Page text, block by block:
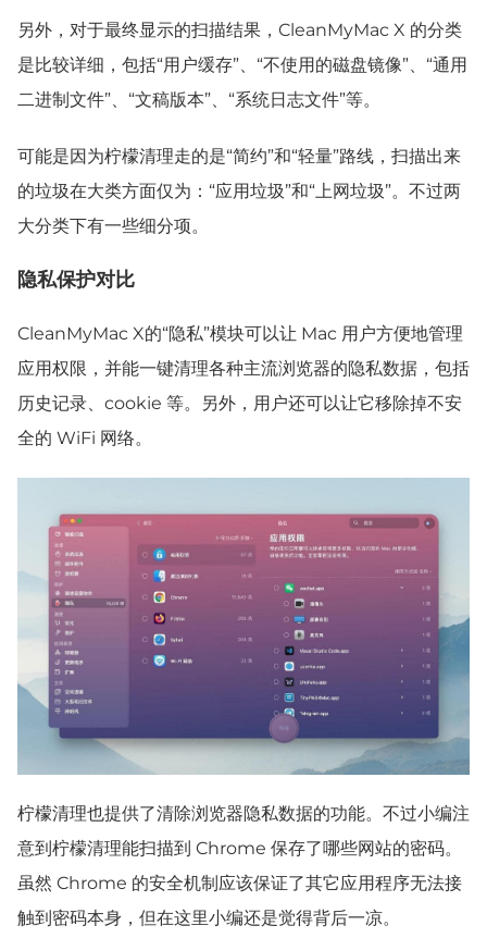
另外，对于最终显示的扫描结果，CleanMyMac X 的分类
是比较详细，包括“用户缓存”、“不使用的磁盘镜像”、“通用
二进制文件”、“文稿版本”、“系统日志文件”等。
可能是因为柠檬清理走的是“简约”和“轻量”路线，扫描出来
的垃圾在大类方面仅为：“应用垃圾”和“上网垃圾”。不过两
大分类下有一些细分项。
隐私保护对比
CleanMyMac X的“隐私”模块可以让 Mac 用户方便地管理
应用权限，并能一键清理各种主流浏览器的隐私数据，包括
历史记录、cookie 等。另外，用户还可以让它移除掉不安
全的 WiFi 网络。
柠檬清理也提供了清除浏览器隐私数据的功能。不过小编注
意到柠檬清理能扫描到 Chrome 保存了哪些网站的密码。
虽然 Chrome 的安全机制应该保证了其它应用程序无法接
触到密码本身，但在这里小编还是觉得背后一凉。